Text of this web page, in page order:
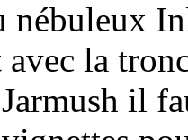
nébuleux
avec la
il